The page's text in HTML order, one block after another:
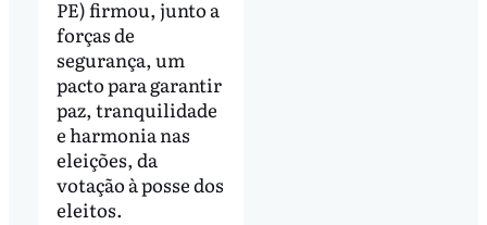
PE) firmou, junto a
forças de
segurança, um
pacto para garantir
paz, tranquilidade
e harmonia nas
eleições, da
votação à posse dos
eleitos.